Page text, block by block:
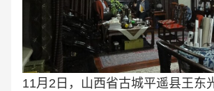
11月2日，山西省古城平遥县王东